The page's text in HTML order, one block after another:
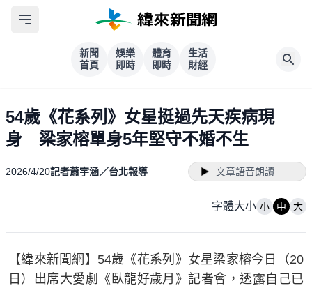
新聞
首頁
娛樂
即時
體育
即時
生活
財經
54歲《花系列》女星挺過先天疾病現
身 梁家榕單身5年堅守不婚不生
2026/4/20記者蕭宇涵／台北報導 文章語音朗讀
字體大小 小 中 大
【緯來新聞網】54歲《花系列》女星梁家榕今日（20
日）出席大愛劇《臥龍好歲月》記者會，透露自己已